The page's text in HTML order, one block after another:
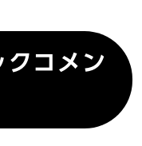
コメン